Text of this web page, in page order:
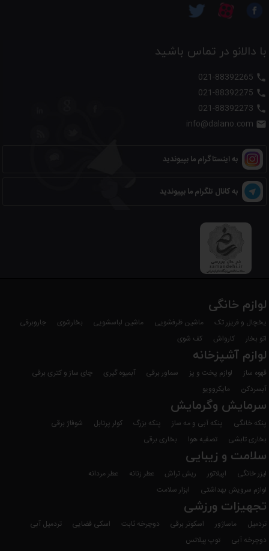
با دالانو در تماس باشید




به اینستاگرام ما بپیوندید
به کانال تلگرام ما بپیوندید
لوازم خانگی
یخچال و فریزر تک ماشین ظرفشویی ماشین لباسشویی بخارشوی
جاروبرقی
اتو بخار
کارواش کف شوی
لوازم آشپزخانه
قهوه ساز لوازم پخت و پز سماور برقی آبمیوه گیری
چای ساز و کتری برقی
آبسردکن
مایکروویو
سرمایش وگرمایش
پنکه خانگی پنکه آبی و مه ساز پنکه بزرگ کولر پرتابل
شوفاژ برقی
بخاری تابشی
تصفیه هوا بخاری برقی
سلامت و زیبایی
لیزر خانگی اپیلاتور ریش تراش عطر زنانه
عطر مردانه
لوازم سرویش بهداشتی
ابزار سلامت
تجهیزات ورزشی
تردمیل ماساژور اسکوتر برقی دوچرخه ثابت اسکی فضایی
تردمیل آبی
دوچرخه آبی
توپ پیلاتس